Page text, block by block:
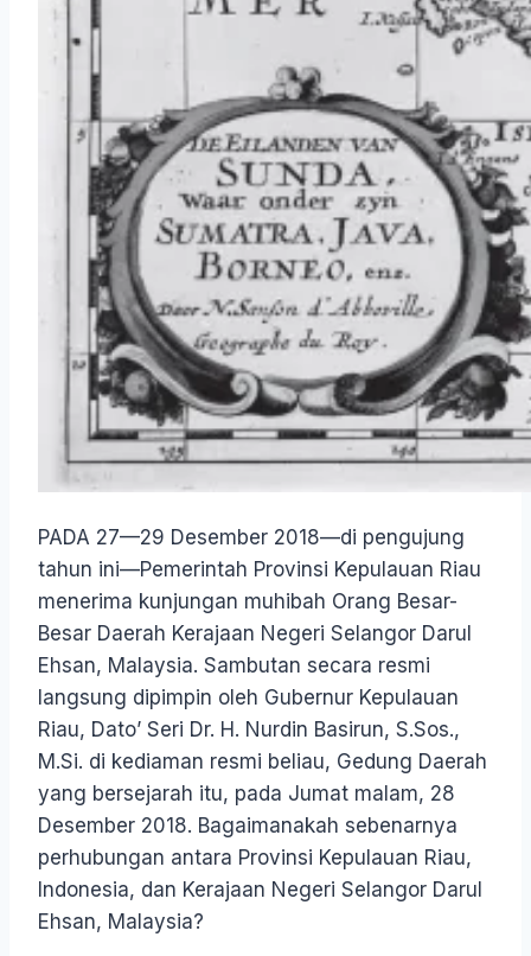
PADA 27—29 Desember 2018—di pengujung
tahun ini—Pemerintah Provinsi Kepulauan Riau
menerima kunjungan muhibah Orang Besar-
Besar Daerah Kerajaan Negeri Selangor Darul
Ehsan, Malaysia. Sambutan secara resmi
langsung dipimpin oleh Gubernur Kepulauan
Riau, Dato’ Seri Dr. H. Nurdin Basirun, S.Sos.,
M.Si. di kediaman resmi beliau, Gedung Daerah
yang bersejarah itu, pada Jumat malam, 28
Desember 2018. Bagaimanakah sebenarnya
perhubungan antara Provinsi Kepulauan Riau,
Indonesia, dan Kerajaan Negeri Selangor Darul
Ehsan, Malaysia?